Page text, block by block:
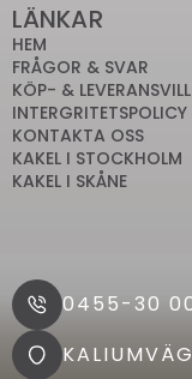
LÄNKAR
HEM
FRÅGOR & SVAR
KÖP- &
INTERGRITETSPOLICY
KONTAKTA OSS
KAKEL I STOCKHOLM
KAKEL I SKÅNE
0455-30